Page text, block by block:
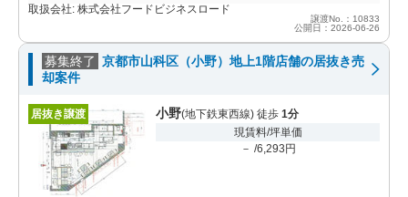
取扱会社: 株式会社フードビジネスロード
譲渡No.：10833
公開日：2026-06-26
募集終了 京都市山科区（小野）地上1階店舗の居抜き売
却案件
居抜き譲渡 小野(地下鉄東西線) 徒歩 1分
現賃料/坪単価
－ /6,293円